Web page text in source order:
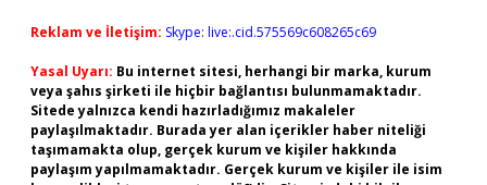
Reklam ve İletişim: Skype: live:.cid.575569c608265c69
Yasal Uyarı: Bu internet sitesi, herhangi bir marka, kurum
veya şahıs şirketi ile hiçbir bağlantısı bulunmamaktadır.
Sitede yalnızca kendi hazırladığımız makaleler
paylaşılmaktadır. Burada yer alan içerikler haber niteliği
taşımamakta olup, gerçek kurum ve kişiler hakkında
paylaşım yapılmamaktadır. Gerçek kurum ve kişiler ile isim